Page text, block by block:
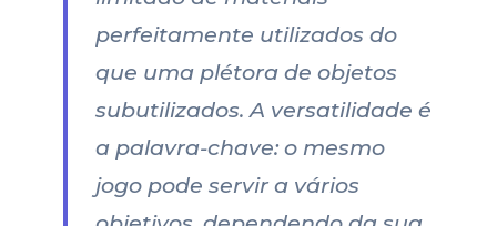
perfeitamente utilizados do
que uma plétora de objetos
subutilizados. A versatilidade é
a palavra-chave: o mesmo
jogo pode servir a vários